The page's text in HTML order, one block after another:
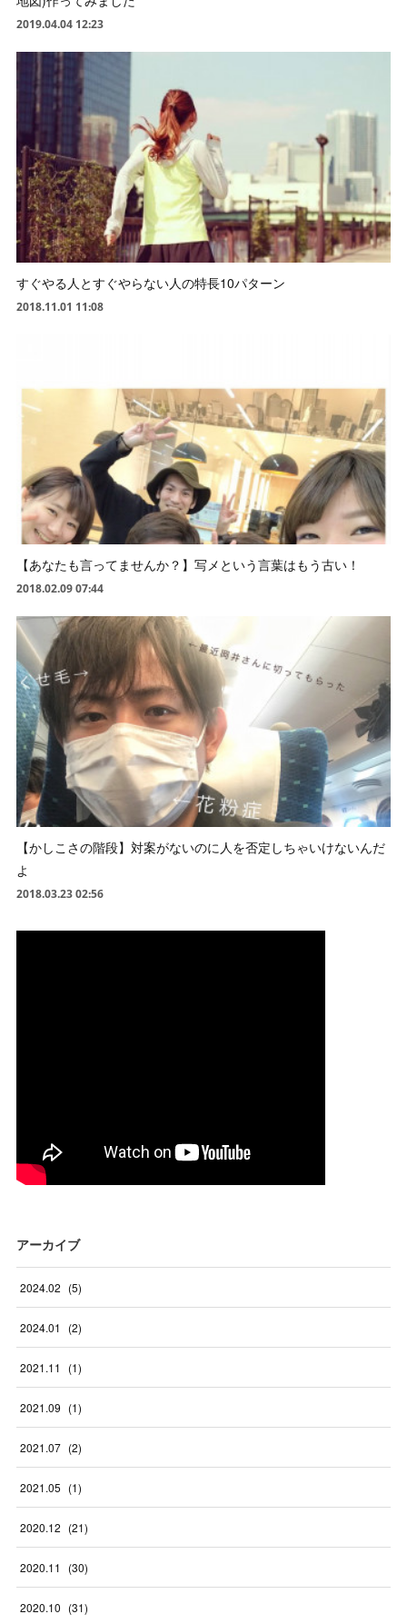
2019.04.04 12:23
すぐやる人とすぐやらない人の特長10パターン
2018.11.01 11:08
【あなたも言ってませんか？】写メという言葉はもう古い！
2018.02.09 07:44
【かしこさの階段】対案がないのに人を否定しちゃいけないんだ
よ
2018.03.23 02:56
アーカイブ
2024.02 (5)
2024.01 (2)
2021.11 (1)
2021.09 (1)
2021.07 (2)
2021.05 (1)
2020.12 (21)
2020.11 (30)
2020.10 (31)